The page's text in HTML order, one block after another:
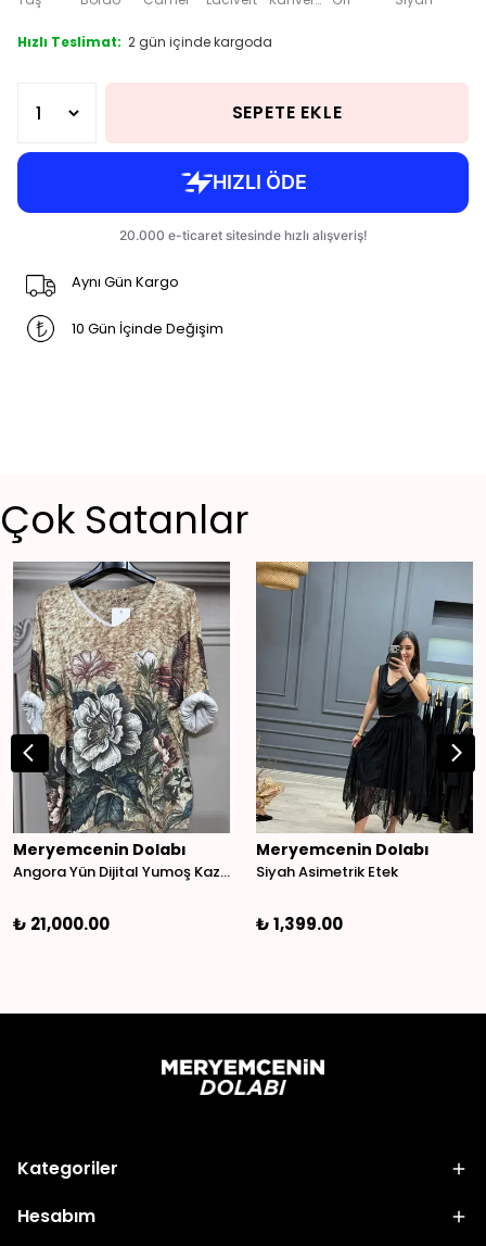
Hızlı Teslimat: 2 gün içinde kargoda
SEPETE EKLE
Aynı Gün Kargo
10 Gün İçinde Değişim
Çok Satanlar
Meryemcenin Dolabı
Angora Yün Dijital Yumoş Kazak
₺ 21,000.00
Meryemcenin Dolabı
Siyah Asimetrik Etek
₺ 1,399.00
Kategoriler
Hesabım